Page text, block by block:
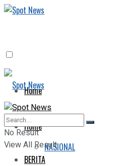
Home
BERITA
NASIONAL
Home
BERITA
No Result
View All Result